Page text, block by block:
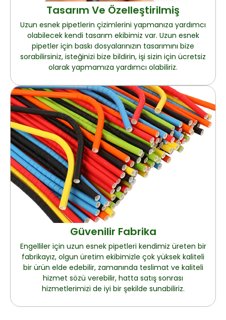
Tasarım Ve Özelleştirilmiş
Uzun esnek pipetlerin çizimlerini yapmanıza yardımcı
olabilecek kendi tasarım ekibimiz var. Uzun esnek
pipetler için baskı dosyalarınızın tasarımını bize
sorabilirsiniz, isteğinizi bize bildirin, işi sizin için ücretsiz
olarak yapmamıza yardımcı olabiliriz.
Güvenilir Fabrika
Engelliler için uzun esnek pipetleri kendimiz üreten bir
fabrikayız, olgun üretim ekibimizle çok yüksek kaliteli
bir ürün elde edebilir, zamanında teslimat ve kaliteli
hizmet sözü verebilir, hatta satış sonrası
hizmetlerimizi de iyi bir şekilde sunabiliriz.